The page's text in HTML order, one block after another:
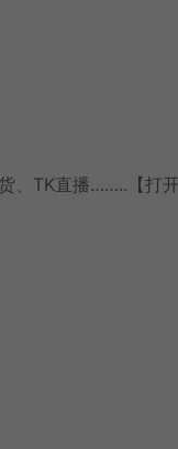
、TK直播……..【打